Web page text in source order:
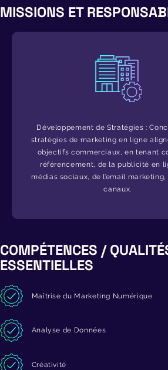
MISSIONS ET
Développement de Stratégies :
stratégies de marketing en ligne
objectifs commerciaux, en tenant
référencement, de la publicité en
médias sociaux, de l’email marketing,
canaux.
COMPÉTENCES /
ESSENTIELLES
Maîtrise du Marketing Numérique
Analyse de Données
Créativité